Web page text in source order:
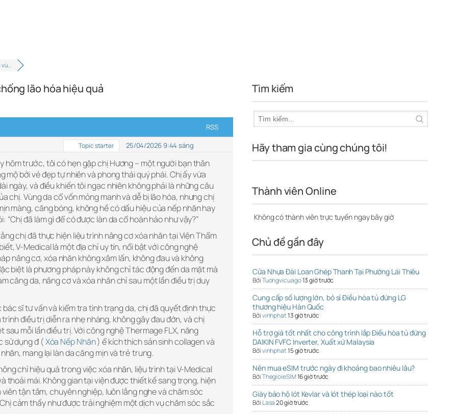
lão hóa hiệu quả
RSS
Topic starter 25/04/2026 9:44 sáng
hôm trước, tôi có hẹn gặp chị Hương – một người bạn thân
mộ bởi vẻ đẹp tự nhiên và phong thái quý phái. Chị ấy vừa
ngày, và điều khiến tôi ngạc nhiên không phải là những câu
chị. Vùng da cổ vốn mỏng manh và dễ bị lão hóa, nhưng chị
màng, căng bóng, không hề có dấu hiệu của nếp nhăn hay
“Chị đã làm gì để có được làn da cổ hoàn hảo như vậy?”
chị đã thực hiện liệu trình nâng cơ xóa nhăn tại Viện Thẩm
V-Medical là một địa chỉ uy tín, nổi bật với công nghệ
nâng cơ, xóa nhăn không xâm lấn, không đau và không
biệt là phương pháp này không chỉ tác động đến da mặt mà
căng da, nâng cơ và xóa nhăn chỉ sau một lần điều trị duy
sĩ tư vấn và kiểm tra tình trạng da, chị đã quyết định thực
điều trị diễn ra nhẹ nhàng, không gây đau đớn, và chị
mỗi lần điều trị. Với công nghệ Thermage FLX, năng
sử dụng đ (Xóa Nếp Nhăn) ể kích thích sản sinh collagen và
mang lại làn da căng mịn và trẻ trung.
chỉ hiệu quả trong việc xóa nhăn, liệu trình tại V-Medical
thoải mái. Không gian tại viện được thiết kế sang trọng, hiện
tận tâm, chuyên nghiệp, luôn lắng nghe và chăm sóc
cảm thấy như được trải nghiệm một dịch vụ chăm sóc sắc
Tìm kiếm
Hãy tham gia cùng chúng tôi!
Thành viên Online
Không có thành viên trực tuyến ngay bây giờ
Chủ đề gần đây
Cửa Nhựa Đài Loan Ghép Thanh Tại Phường Lái Thiêu
BởiTuongvicuago13 giờ trước
Cung cấp số lượng lớn, bỏ sỉ Điều hòa tủ đứng LG
thương hiệu Hàn Quốc
Bởivinhphat13 giờ trước
Hỗ trợ giá tốt nhất cho công trình lắp Điều hòa tủ đứng
DAIKIN FVFC Inverter, Xuất xứ Malaysia
Bởivinhphat15 giờ trước
Nên mua eSIM trước ngày đi khoảng bao nhiêu lâu?
BởiThegioieSIM16 giờ trước
Giày bảo hộ lót Kevlar và lót thép loại nào tốt
Bởi Lasa20 giờ trước